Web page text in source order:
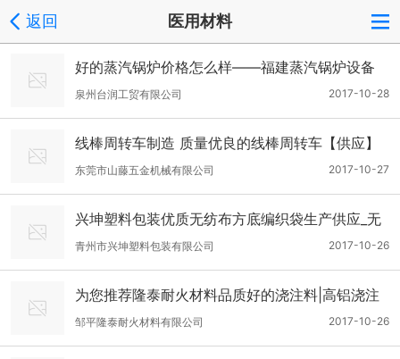
返回 医用材料
好的蒸汽锅炉价格怎么样——福建蒸汽锅炉设备
2017-10-28
泉州台润工贸有限公司
线棒周转车制造 质量优良的线棒周转车【供应】
2017-10-27
东莞市山藤五金机械有限公司
兴坤塑料包装优质无纺布方底编织袋生产供应_无
纺布方底编织袋
2017-10-26
青州市兴坤塑料包装有限公司
为您推荐隆泰耐火材料品质好的浇注料|高铝浇注
料厂家
2017-10-26
邹平隆泰耐火材料有限公司